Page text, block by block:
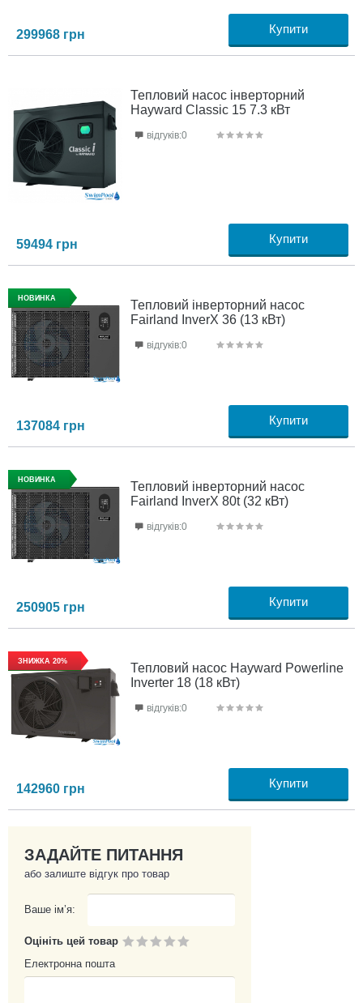
299968 грн Купити
Тепловий насос інверторний
Hayward Classic 15 7.3 кВт
59494 грн Купити
відгуків:0
НОВИНКА
Тепловий інверторний насос
Fairland InverX 36 (13 кВт)
137084 грн Купити
відгуків:0
НОВИНКА
Тепловий інверторний насос
Fairland InverX 80t (32 кВт)
250905 грн Купити
відгуків:0
ЗНИЖКА 20%
Тепловий насос Hayward Powerline
Inverter 18 (18 кВт)
142960 грн Купити
відгуків:0
ЗАДАЙТЕ ПИТАННЯ
або залиште відгук про товар
Ваше ім’я:
Оцініть цей товар
Електронна пошта